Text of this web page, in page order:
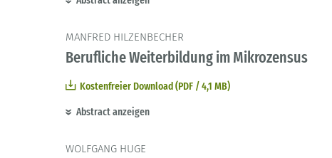
MANFRED HILZENBECHER
Berufliche Weiterbildung im Mikrozensus
Kostenfreier Download (PDF / 4,1 MB)
Abstract anzeigen
WOLFGANG HUGE